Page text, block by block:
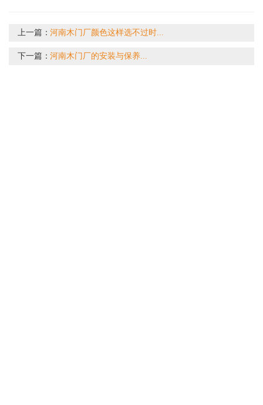
上一篇：河南木门厂颜色这样选不过时...
下一篇：河南木门厂的安装与保养...